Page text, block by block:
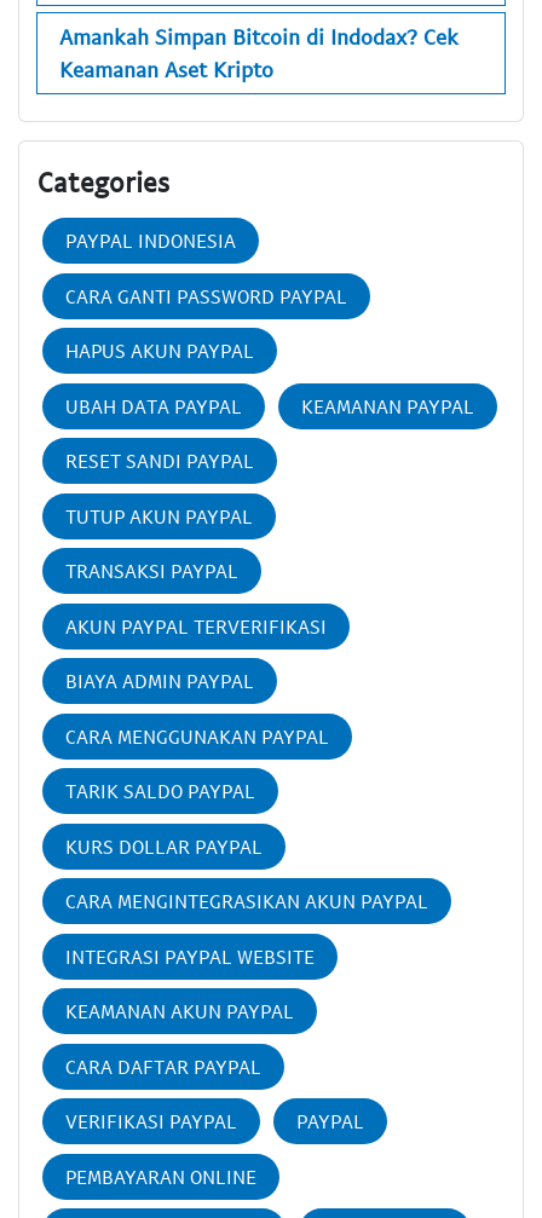
Amankah Simpan Bitcoin di Indodax? Cek
Keamanan Aset Kripto
Categories
PAYPAL INDONESIA
CARA GANTI PASSWORD PAYPAL
HAPUS AKUN PAYPAL
UBAH DATA PAYPAL KEAMANAN PAYPAL
RESET SANDI PAYPAL
TUTUP AKUN PAYPAL
TRANSAKSI PAYPAL
AKUN PAYPAL TERVERIFIKASI
BIAYA ADMIN PAYPAL
CARA MENGGUNAKAN PAYPAL
TARIK SALDO PAYPAL
KURS DOLLAR PAYPAL
CARA MENGINTEGRASIKAN AKUN PAYPAL
INTEGRASI PAYPAL WEBSITE
KEAMANAN AKUN PAYPAL
CARA DAFTAR PAYPAL
VERIFIKASI PAYPAL PAYPAL
PEMBAYARAN ONLINE